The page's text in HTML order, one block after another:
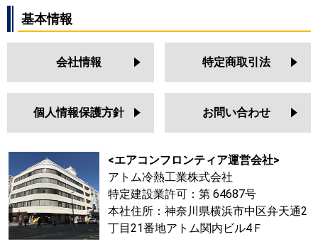
基本情報
会社情報 特定商取引法
個人情報保護方針 お問い合わせ
<エアコンフロンティア運営会社>
アトム冷熱工業株式会社
特定建設業許可：第 64687号
本社住所：神奈川県横浜市中区弁天通2
丁目21番地アトム関内ビル4Ｆ